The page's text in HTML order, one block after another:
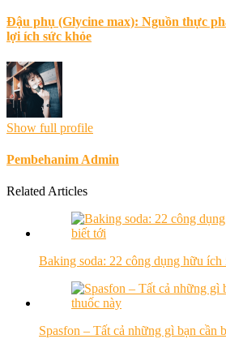
Đậu phụ (Glycine max): Nguồn thực
lợi ích sức khỏe
Show full profile
Pembehanim Admin
Related Articles
Baking soda: 22 công dụng hữu
Spasfon – Tất cả những gì bạn cần